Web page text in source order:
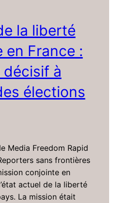
la liberté
en France :
à
élections
Media Freedom Rapid
sans frontières
conjointe en
actuel de la liberté
La mission était